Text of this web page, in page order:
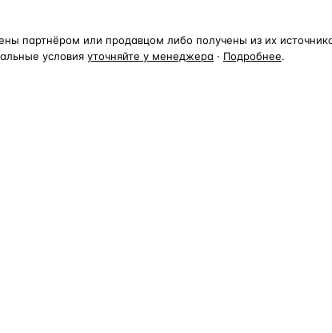
партнёром или продавцом либо получены из их
условия уточняйте у менеджера · Подробнее.